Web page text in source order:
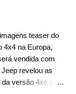
da Tianjin
no
O cupê roda
uma das
para testes
próximo do
teaser do
4x4 na Europa,
vendida com
revelou as
versão 4xe para